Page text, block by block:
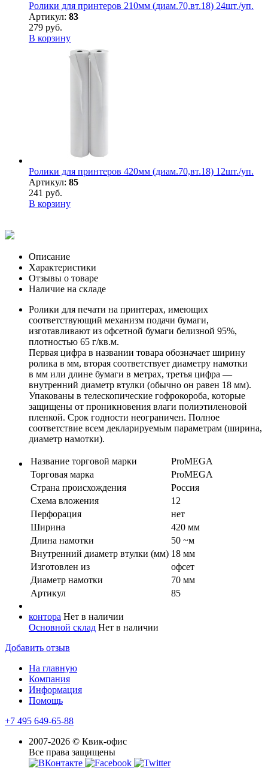
Ролики для принтеров 210мм (диам.70,вт.18) 24шт./уп.
Артикул: 83
279 руб.
В корзину
Ролики для принтеров 420мм (диам.70,вт.18) 12шт./уп.
Артикул: 85
241 руб.
В корзину
Описание
Характеристики
Отзывы о товаре
Наличие на складе
Ролики для печати на принтерах, имеющих
соответствующий механизм подачи бумаги,
изготавливают из офсетной бумаги белизной 95%,
плотностью 65 г/кв.м.
Первая цифра в названии товара обозначает ширину
ролика в мм, вторая соответствует диаметру намотки
в мм или длине бумаги в метрах, третья цифра —
внутренний диаметр втулки (обычно он равен 18 мм).
Упакованы в телескопические гофрокороба, которые
защищены от проникновения влаги полиэтиленовой
пленкой. Срок годности неограничен. Полное
соответствие всем декларируемым параметрам (ширина,
диаметр намотки).
Название торговой марки
ProMEGA
Торговая марка
ProMEGA
Страна происхождения
Россия
Схема вложения
12
Перфорация
нет
Ширина
420 мм
Длина намотки
50 ~м
Внутренний диаметр втулки (мм) 18 мм
Изготовлен из
офсет
Диаметр намотки
70 мм
Артикул
85
контора Нет в наличии
Основной склад Нет в наличии
Добавить отзыв
На главную
Компания
Информация
Помощь
+7 495 649-65-88
2007-2026 © Квик-офис
Все права защищены